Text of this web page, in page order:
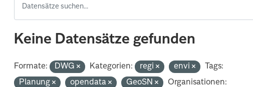
Keine Datensätze gefunden
Formate: DWG Kategorien: regi envi
Tags:
Planung
opendata GeoSN
Organisationen: